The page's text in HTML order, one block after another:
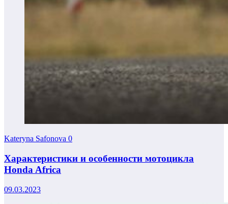
Kateryna Safonova 0
Характеристики и особенности мотоцикла
Honda Africa
09.03.2023